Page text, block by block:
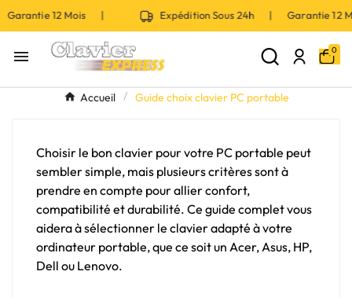
12 Mois | Expédition Sous 24h | Garantie
 0
Accueil Guide choix clavier PC portable
Choisir le bon clavier pour votre PC portable peut
sembler simple, mais plusieurs critères sont à
prendre en compte pour allier confort,
compatibilité et durabilité. Ce guide complet vous
aidera à sélectionner le clavier adapté à votre
ordinateur portable, que ce soit un Acer, Asus, HP,
Dell ou Lenovo.